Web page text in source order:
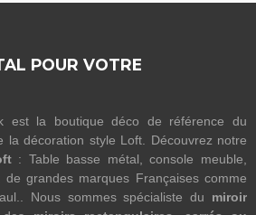
POUR VOTRE
est la boutique déco de référence du
la décoration style Loft. Découvrez notre
: Table basse métal, console meuble,
de grandes marques Françaises comme
Nous sommes spécialiste du miroir